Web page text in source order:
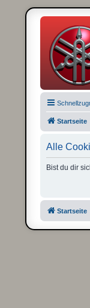
Startseite
Alle
Bist du dir
Startseite